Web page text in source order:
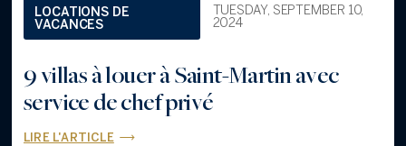
LOCATIONS DE
VACANCES
TUESDAY, SEPTEMBER 10,
2024
9 villas à louer à Saint-Martin avec
service de chef privé
LIRE L'ARTICLE